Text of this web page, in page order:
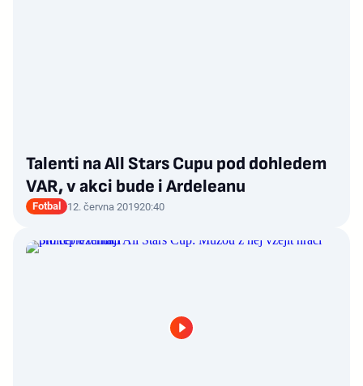
Talenti na All Stars Cupu pod dohledem
VAR, v akci bude i Ardeleanu
Fotbal 12. června 201920:40